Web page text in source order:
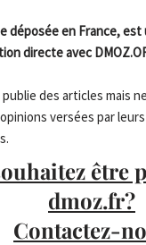
déposée en France,
directe avec
publie des articles mais
versées par
être
dmoz.fr?
Contactez-